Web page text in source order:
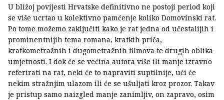
U bližoj povijesti Hrvatske definitivno ne postoji period koji
se više ucrtao u kolektivno pamćenje koliko Domovinski rat.
Po tome možemo zaključiti kako je rat jedna od učestalijih i
prominentnijih tema romana, kratkih priča,
kratkometražnih i dugometražnih filmova te drugih oblika
umjetnosti. I dok će se većina autora više ili manje izravno
referirati na rat, neki će to napraviti suptilnije, ući će
nekim stražnjim ulazom ili će se ušuljati kroz prozor. Takav
je pristup samo naizgled manje zanimljiv, on zapravo, osim